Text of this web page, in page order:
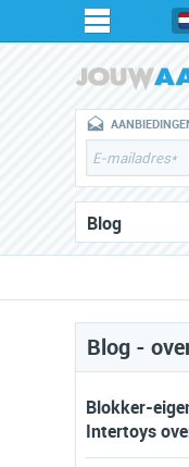
Blog
Blog -
Blokker-
Intertoys